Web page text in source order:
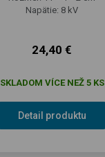
Napätie: 8 kV
24,40 €
SKLADOM VÍCE NEŽ 5 KS
Detail produktu